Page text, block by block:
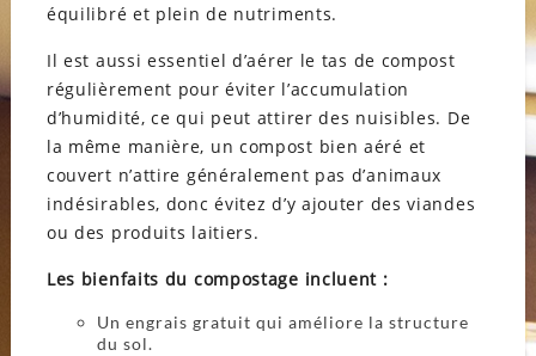
équilibré et plein de nutriments.
Il est aussi essentiel d’aérer le tas de compost
régulièrement pour éviter l’accumulation
d’humidité, ce qui peut attirer des nuisibles. De
la même manière, un compost bien aéré et
couvert n’attire généralement pas d’animaux
indésirables, donc évitez d’y ajouter des viandes
ou des produits laitiers.
Les bienfaits du compostage incluent :
Un engrais gratuit qui améliore la structure
du sol.